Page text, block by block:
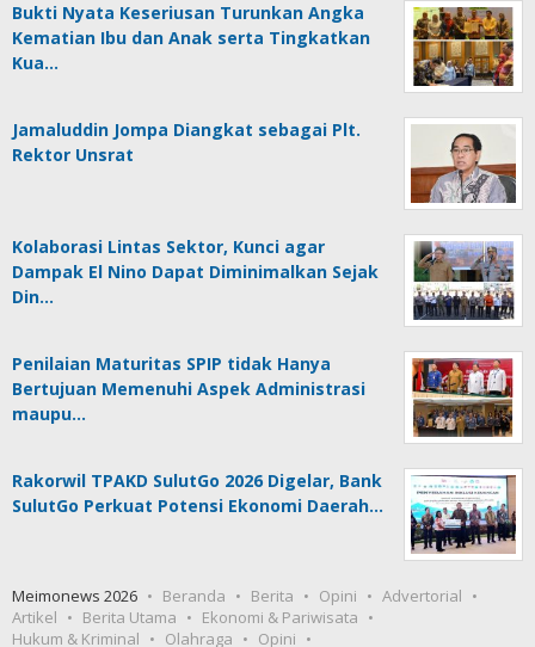
Bukti Nyata Keseriusan Turunkan Angka
Kematian Ibu dan Anak serta Tingkatkan
Kua…
Jamaluddin Jompa Diangkat sebagai Plt.
Rektor Unsrat
Kolaborasi Lintas Sektor, Kunci agar
Dampak El Nino Dapat Diminimalkan Sejak
Din…
Penilaian Maturitas SPIP tidak Hanya
Bertujuan Memenuhi Aspek Administrasi
maupu…
Rakorwil TPAKD SulutGo 2026 Digelar, Bank
SulutGo Perkuat Potensi Ekonomi Daerah…
Meimonews 2026 Beranda Berita Opini
Advertorial
Artikel
Berita Utama
Ekonomi & Pariwisata
Hukum & Kriminal
Olahraga Opini